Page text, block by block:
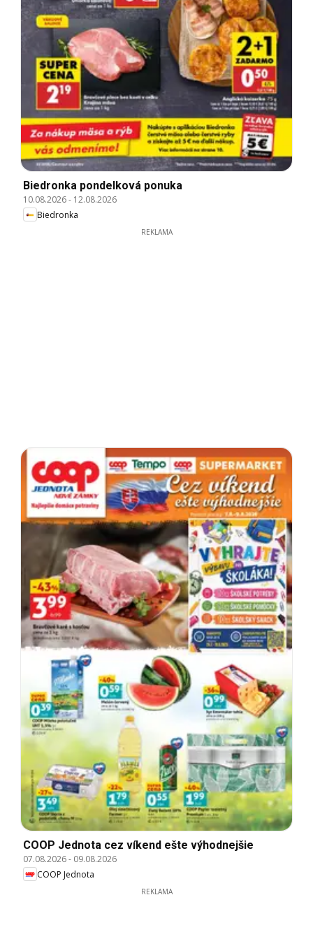
Biedronka pondelková ponuka
10.08.2026- 12.08.2026
Biedronka
REKLAMA
COOP Jednota cez víkend ešte výhodnejšie
07.08.2026- 09.08.2026
COOP Jednota
REKLAMA